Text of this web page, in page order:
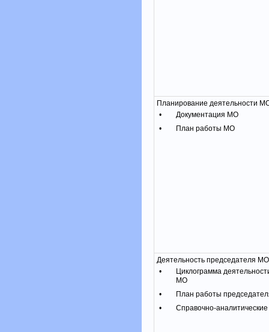
Планирование деятельности
•
Документация МО
•
План работы МО
Деятельность председателя
•
Циклограмма
МО
•
План работы
•
Справочно-